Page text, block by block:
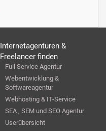
Internetagenturen &
Freelancer finden
Full Service Agentur
Webentwicklung &
Softwareagentur
Webhosting & IT-Service
SEA , SEM und SEO Agentur
Userübersicht